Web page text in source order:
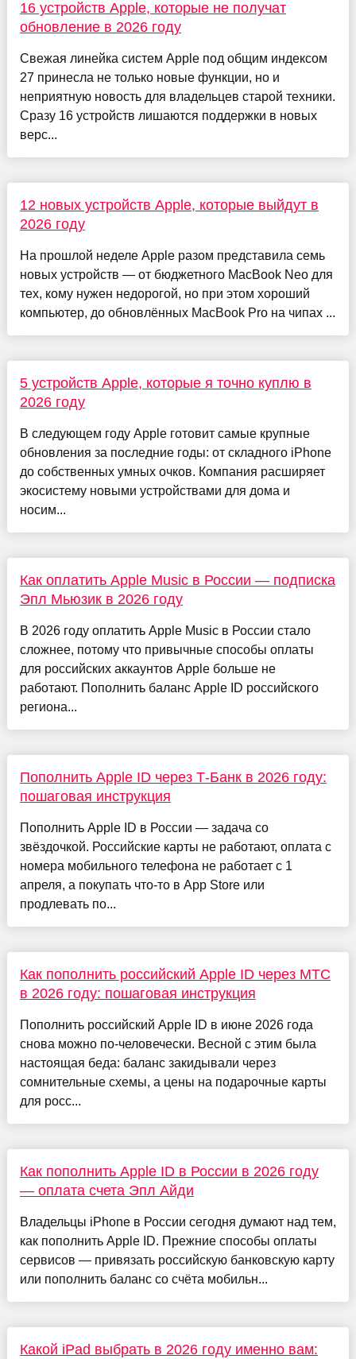
16 устройств Apple, которые не получат
обновление в 2026 году
Свежая линейка систем Apple под общим индексом
27 принесла не только новые функции, но и
неприятную новость для владельцев старой техники.
Сразу 16 устройств лишаются поддержки в новых
верс...
12 новых устройств Apple, которые выйдут в
2026 году
На прошлой неделе Apple разом представила семь
новых устройств — от бюджетного MacBook Neo для
тех, кому нужен недорогой, но при этом хороший
компьютер, до обновлённых MacBook Pro на чипах ...
5 устройств Apple, которые я точно куплю в
2026 году
В следующем году Apple готовит самые крупные
обновления за последние годы: от складного iPhone
до собственных умных очков. Компания расширяет
экосистему новыми устройствами для дома и
носим...
Как оплатить Apple Music в России — подписка
Эпл Мьюзик в 2026 году
В 2026 году оплатить Apple Music в России стало
сложнее, потому что привычные способы оплаты
для российских аккаунтов Apple больше не
работают. Пополнить баланс Apple ID российского
региона...
Пополнить Apple ID через Т-Банк в 2026 году:
пошаговая инструкция
Пополнить Apple ID в России — задача со
звёздочкой. Российские карты не работают, оплата с
номера мобильного телефона не работает с 1
апреля, а покупать что-то в App Store или
продлевать по...
Как пополнить российский Apple ID через МТС
в 2026 году: пошаговая инструкция
Пополнить российский Apple ID в июне 2026 года
снова можно по-человечески. Весной с этим была
настоящая беда: баланс закидывали через
сомнительные схемы, а цены на подарочные карты
для росс...
Как пополнить Apple ID в России в 2026 году
— оплата счета Эпл Айди
Владельцы iPhone в России сегодня думают над тем,
как пополнить Apple ID. Прежние способы оплаты
сервисов — привязать российскую банковскую карту
или пополнить баланс со счёта мобильн...
Какой iPad выбрать в 2026 году именно вам: